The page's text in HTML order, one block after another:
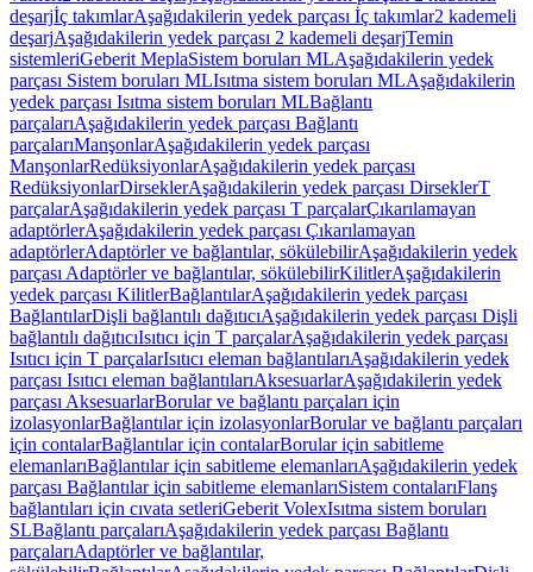
deşarjİç takımlarAşağıdakilerin yedek parçası İç takımlar2 kademeli
deşarjAşağıdakilerin yedek parçası 2 kademeli deşarjTemin
sistemleriGeberit MeplaSistem boruları MLAşağıdakilerin yedek
parçası Sistem boruları MLIsıtma sistem boruları MLAşağıdakilerin
yedek parçası Isıtma sistem boruları MLBağlantı
parçalarıAşağıdakilerin yedek parçası Bağlantı
parçalarıManşonlarAşağıdakilerin yedek parçası
ManşonlarRedüksiyonlarAşağıdakilerin yedek parçası
RedüksiyonlarDirseklerAşağıdakilerin yedek parçası DirseklerT
parçalarAşağıdakilerin yedek parçası T parçalarÇıkarılamayan
adaptörlerAşağıdakilerin yedek parçası Çıkarılamayan
adaptörlerAdaptörler ve bağlantılar, sökülebilirAşağıdakilerin yedek
parçası Adaptörler ve bağlantılar, sökülebilirKilitlerAşağıdakilerin
yedek parçası KilitlerBağlantılarAşağıdakilerin yedek parçası
BağlantılarDişli bağlantılı dağıtıcıAşağıdakilerin yedek parçası Dişli
bağlantılı dağıtıcıIsıtıcı için T parçalarAşağıdakilerin yedek parçası
Isıtıcı için T parçalarIsıtıcı eleman bağlantılarıAşağıdakilerin yedek
parçası Isıtıcı eleman bağlantılarıAksesuarlarAşağıdakilerin yedek
parçası AksesuarlarBorular ve bağlantı parçaları için
izolasyonlarBağlantılar için izolasyonlarBorular ve bağlantı parçaları
için contalarBağlantılar için contalarBorular için sabitleme
elemanlarıBağlantılar için sabitleme elemanlarıAşağıdakilerin yedek
parçası Bağlantılar için sabitleme elemanlarıSistem contalarıFlanş
bağlantıları için cıvata setleriGeberit VolexIsıtma sistem boruları
SLBağlantı parçalarıAşağıdakilerin yedek parçası Bağlantı
parçalarıAdaptörler ve bağlantılar,